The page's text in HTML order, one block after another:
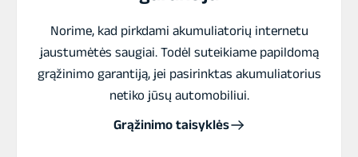
Norime, kad pirkdami akumuliatorių internetu
jaustumėtės saugiai. Todėl suteikiame papildomą
grąžinimo garantiją, jei pasirinktas akumuliatorius
netiko jūsų automobiliui.
Grąžinimo taisyklės